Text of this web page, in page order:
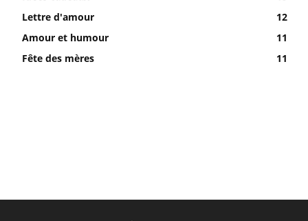
Lettre d'amour
12
Amour et humour
11
Fête des mères
11